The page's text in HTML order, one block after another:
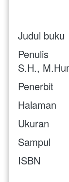
Judul buku
Penulis
S.H.,
Penerbit
Halaman
Ukuran
Sampul
ISBN